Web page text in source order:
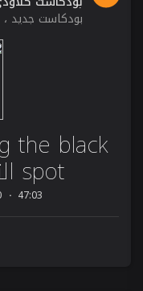
بودكاست جديد ،
the black
spot النقطة السوداء !.
47:03
0